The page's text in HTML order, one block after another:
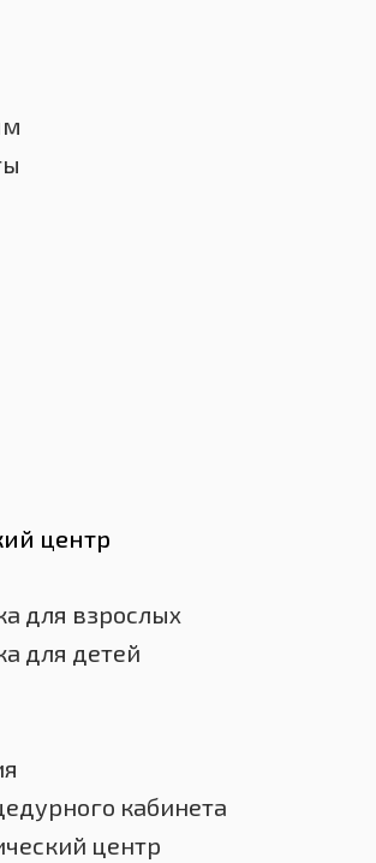
центр
для взрослых
для детей
кабинета
центр